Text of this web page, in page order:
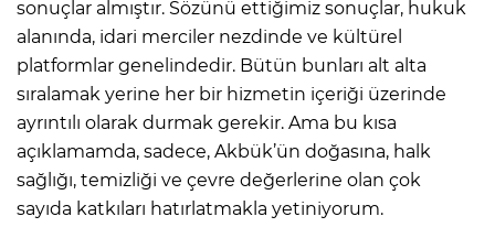
sonuçlar almıştır. Sözünü ettiğimiz sonuçlar, hukuk
alanında, idari merciler nezdinde ve kültürel
platformlar genelindedir. Bütün bunları alt alta
sıralamak yerine her bir hizmetin içeriği üzerinde
ayrıntılı olarak durmak gerekir. Ama bu kısa
açıklamamda, sadece, Akbük’ün doğasına, halk
sağlığı, temizliği ve çevre değerlerine olan çok
sayıda katkıları hatırlatmakla yetiniyorum.